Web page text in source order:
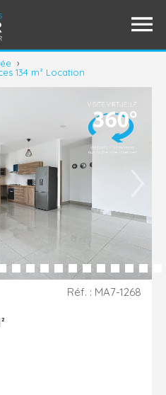
›
134 m² Location
Réf. : MA7-1268